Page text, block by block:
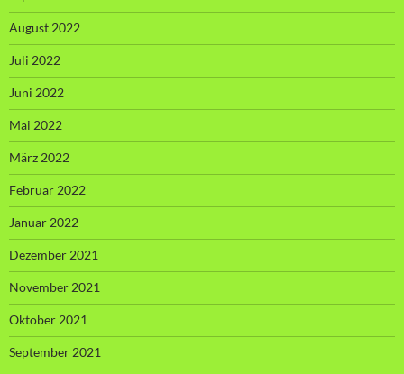
August 2022
Juli 2022
Juni 2022
Mai 2022
März 2022
Februar 2022
Januar 2022
Dezember 2021
November 2021
Oktober 2021
September 2021